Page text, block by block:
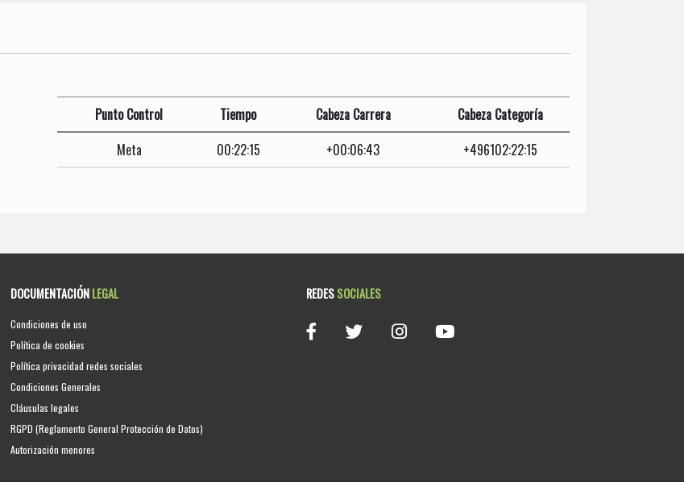
Punto Control Tiempo Cabeza Carrera
Cabeza Categoría
Meta
00:22:15 +00:06:43 +496102:22:15
DOCUMENTACIÓNLEGAL
Condiciones de uso
Política de cookies
Política privacidad redes sociales
Condiciones Generales
Cláusulas legales
RGPD (Reglamento General Protección de Datos)
Autorización menores
REDESSOCIALES